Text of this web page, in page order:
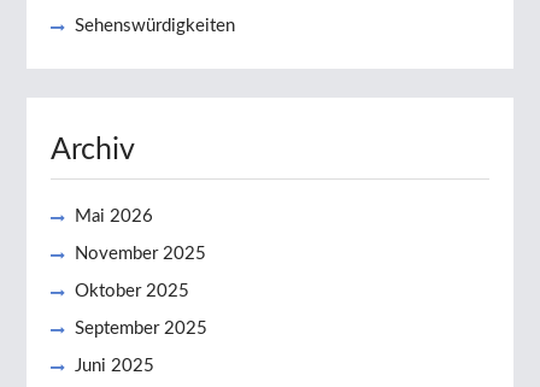
Sehenswürdigkeiten
Archiv
Mai 2026
November 2025
Oktober 2025
September 2025
Juni 2025